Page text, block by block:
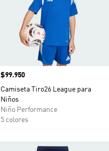
Precio
$99.950
Camiseta Tiro26 League para
Niños
Niño Performance
5 colores